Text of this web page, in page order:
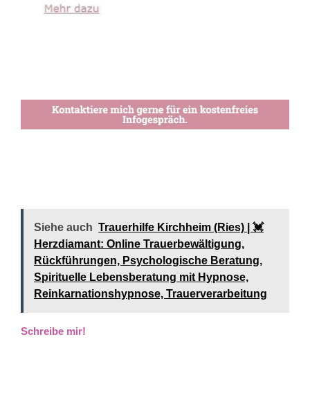
Siehe auch Trauerhilfe Kirchheim (Ries) | 💓️️
Herzdiamant: Online Trauerbewältigung,
Rückführungen, Psychologische Beratung,
Spirituelle Lebensberatung mit Hypnose,
Reinkarnationshypnose, Trauerverarbeitung
Schreibe mir!